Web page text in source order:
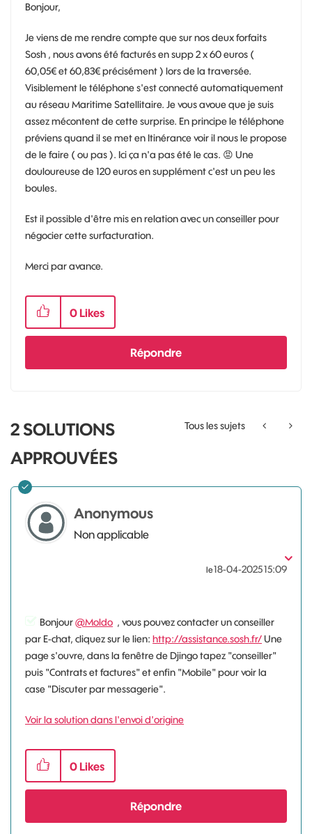
Bonjour,
Je viens de me rendre compte que sur nos deux forfaits
Sosh , nous avons été facturés en supp 2 x 60 euros (
60,05€ et 60,83€ précisément ) lors de la traversée.
Visiblement le téléphone s'est connecté automatiquement
au réseau Maritime Satellitaire. Je vous avoue que je suis
assez mécontent de cette surprise. En principe le téléphone
préviens quand il se met en Itinérance voir il nous le propose
de le faire ( ou pas ). Ici ça n'a pas été le cas. 😡 Une
douloureuse de 120 euros en supplément c'est un peu les
boules.
Est il possible d'être mis en relation avec un conseiller pour
négocier cette surfacturation.
Merci par avance.
0 Likes
Répondre
Tous les sujets
2 SOLUTIONS
APPROUVÉES
Anonymous
Non applicable
le‎18-04-202515:09
Bonjour@Moldo , vous pouvez contacter un conseiller
par E-chat, cliquez sur le lien: http://assistance.sosh.fr/Une
page s'ouvre, dans la fenêtre de Djingo tapez "conseiller"
puis "Contrats et factures" et enfin "Mobile" pour voir la
case "Discuter par messagerie".
Voir la solution dans l'envoi d'origine
0 Likes
Répondre